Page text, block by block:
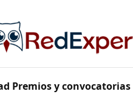
Premios y convocatorias